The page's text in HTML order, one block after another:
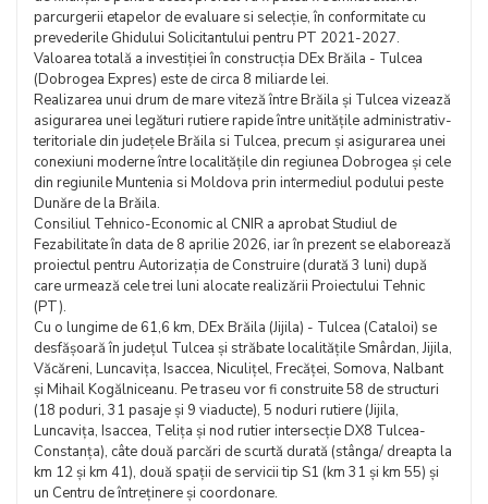
parcurgerii etapelor de evaluare si selecție, în conformitate cu
prevederile Ghidului Solicitantului pentru PT 2021-2027.
Valoarea totală a investiției în construcția DEx Brăila - Tulcea
(Dobrogea Expres) este de circa 8 miliarde lei.
Realizarea unui drum de mare viteză între Brăila și Tulcea vizează
asigurarea unei legături rutiere rapide între unitățile administrativ-
teritoriale din județele Brăila si Tulcea, precum și asigurarea unei
conexiuni moderne între localitățile din regiunea Dobrogea și cele
din regiunile Muntenia si Moldova prin intermediul podului peste
Dunăre de la Brăila.
Consiliul Tehnico-Economic al CNIR a aprobat Studiul de
Fezabilitate în data de 8 aprilie 2026, iar în prezent se elaborează
proiectul pentru Autorizația de Construire (durată 3 luni) după
care urmează cele trei luni alocate realizării Proiectului Tehnic
(PT).
Cu o lungime de 61,6 km, DEx Brăila (Jijila) - Tulcea (Cataloi) se
desfășoară în județul Tulcea și străbate localitățile Smârdan, Jijila,
Văcăreni, Luncavița, Isaccea, Niculițel, Frecăței, Somova, Nalbant
și Mihail Kogălniceanu. Pe traseu vor fi construite 58 de structuri
(18 poduri, 31 pasaje și 9 viaducte), 5 noduri rutiere (Jijila,
Luncavița, Isaccea, Telița și nod rutier intersecție DX8 Tulcea-
Constanța), câte două parcări de scurtă durată (stânga/ dreapta la
km 12 și km 41), două spații de servicii tip S1 (km 31 și km 55) și
un Centru de întreținere și coordonare.